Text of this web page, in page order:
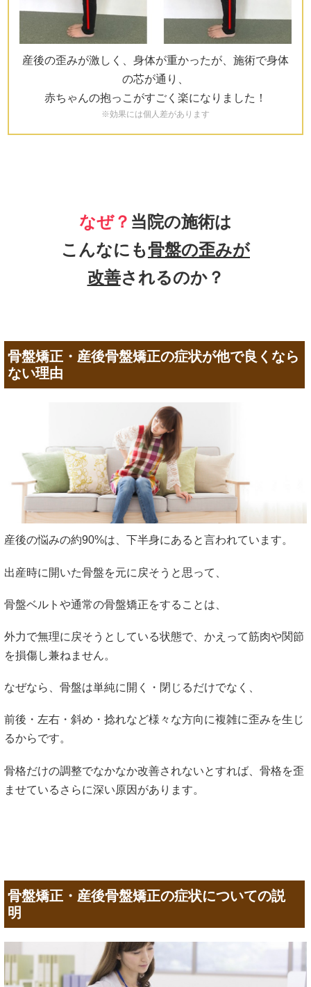
産後の歪みが激しく、身体が重かったが、施術で身体
の芯が通り、
赤ちゃんの抱っこがすごく楽になりました！
※効果には個人差があります
なぜ？ 当院の施術は
こんなにも骨盤の歪みが
改善されるのか？
骨盤矯正・産後骨盤矯正の症状が他で良くなら
ない理由
産後の悩みの約90%は、下半身にあると言われています。
出産時に開いた骨盤を元に戻そうと思って、
骨盤ベルトや通常の骨盤矯正をすることは、
外力で無理に戻そうとしている状態で、かえって筋肉や関節
を損傷し兼ねません。
なぜなら、骨盤は単純に開く・閉じるだけでなく、
前後・左右・斜め・捻れなど様々な方向に複雑に歪みを生じ
るからです。
骨格だけの調整でなかなか改善されないとすれば、骨格を歪
ませているさらに深い原因があります。
骨盤矯正・産後骨盤矯正の症状についての説
明